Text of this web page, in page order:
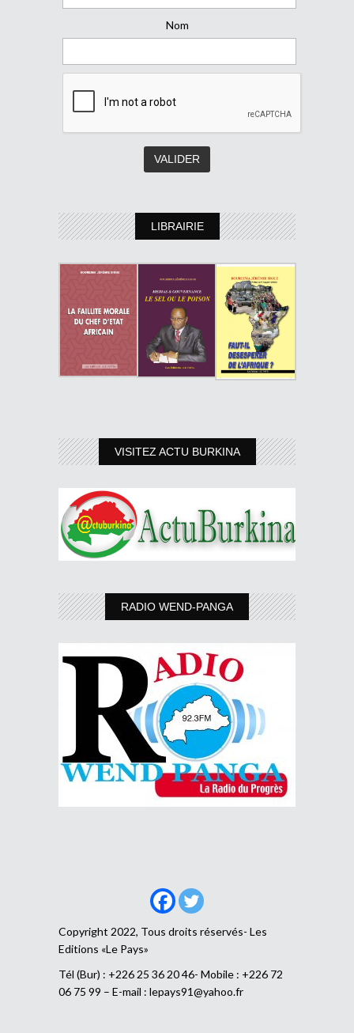
Nom
LIBRAIRIE
VISITEZ ACTU BURKINA
RADIO WEND-PANGA
Copyright 2022, Tous droits réservés- Les
Editions «Le Pays»
Tél (Bur) : +226 25 36 20 46- Mobile : +226 72
06 75 99 – E-mail : lepays91@yahoo.fr